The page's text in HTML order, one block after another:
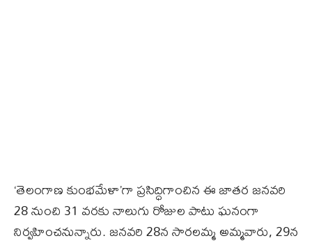
‘తెలంగాణ కుంభమేళా’గా ప్రసిద్ధిగాంచిన ఈ జాతర జనవరి
28 నుంచి 31 వరకు నాలుగు రోజుల పాటు ఘనంగా
నిర్వహించనున్నారు. జనవరి 28న సారలమ్మ అమ్మవారు, 29న